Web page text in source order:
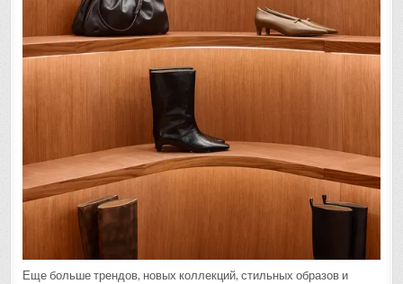
Еще больше трендов, новых коллекций, стильных образов и